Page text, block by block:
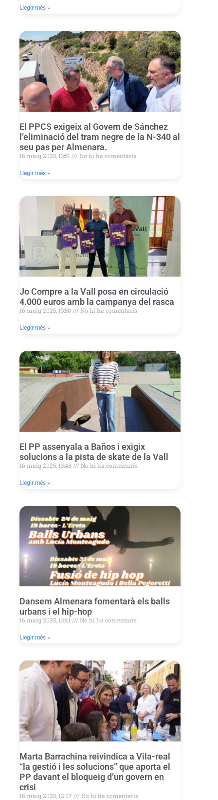
Llegir més »
El PPCS exigeix al Govern de Sánchez
l’eliminació del tram negre de la N-340 al
seu pas per Almenara.
16 maig 2025, 13:51 No hi ha comentaris
Llegir més »
Jo Compre a la Vall posa en circulació
4.000 euros amb la campanya del rasca
16 maig 2025, 13:50 No hi ha comentaris
Llegir més »
El PP assenyala a Baños i exigix
solucions a la pista de skate de la Vall
16 maig 2025, 13:48 No hi ha comentaris
Llegir més »
Dansem Almenara fomentarà els balls
urbans i el hip-hop
16 maig 2025, 13:41 No hi ha comentaris
Llegir més »
Marta Barrachina reivindica a Vila-real
“la gestió i les solucions” que aporta el
PP davant el bloqueig d’un govern en
crisi
16 maig 2025, 12:07 No hi ha comentaris